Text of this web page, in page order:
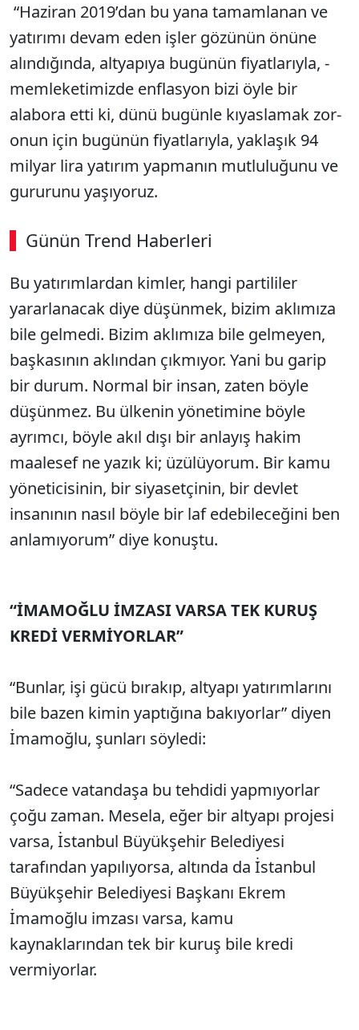
“Haziran 2019’dan bu yana tamamlanan ve
yatırımı devam eden işler gözünün önüne
alındığında, altyapıya bugünün fiyatlarıyla, -
memleketimizde enflasyon bizi öyle bir
alabora etti ki, dünü bugünle kıyaslamak zor-
onun için bugünün fiyatlarıyla, yaklaşık 94
milyar lira yatırım yapmanın mutluluğunu ve
gururunu yaşıyoruz.
Günün Trend Haberleri
Bu yatırımlardan kimler, hangi partililer
yararlanacak diye düşünmek, bizim aklımıza
bile gelmedi. Bizim aklımıza bile gelmeyen,
başkasının aklından çıkmıyor. Yani bu garip
bir durum. Normal bir insan, zaten böyle
düşünmez. Bu ülkenin yönetimine böyle
ayrımcı, böyle akıl dışı bir anlayış hakim
maalesef ne yazık ki; üzülüyorum. Bir kamu
yöneticisinin, bir siyasetçinin, bir devlet
insanının nasıl böyle bir laf edebileceğini ben
anlamıyorum” diye konuştu.
“İMAMOĞLU İMZASI VARSA TEK KURUŞ
KREDİ VERMİYORLAR”
“Bunlar, işi gücü bırakıp, altyapı yatırımlarını
bile bazen kimin yaptığına bakıyorlar” diyen
İmamoğlu, şunları söyledi:
“Sadece vatandaşa bu tehdidi yapmıyorlar
çoğu zaman. Mesela, eğer bir altyapı projesi
varsa, İstanbul Büyükşehir Belediyesi
tarafından yapılıyorsa, altında da İstanbul
Büyükşehir Belediyesi Başkanı Ekrem
İmamoğlu imzası varsa, kamu
kaynaklarından tek bir kuruş bile kredi
vermiyorlar.